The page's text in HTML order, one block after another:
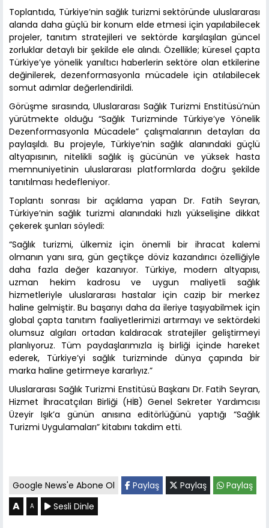
Toplantıda, Türkiye’nin sağlık turizmi sektöründe uluslararası
alanda daha güçlü bir konum elde etmesi için yapılabilecek
projeler, tanıtım stratejileri ve sektörde karşılaşılan güncel
zorluklar detaylı bir şekilde ele alındı. Özellikle; küresel çapta
Türkiye’ye yönelik yanıltıcı haberlerin sektöre olan etkilerine
değinilerek, dezenformasyonla mücadele için atılabilecek
somut adımlar değerlendirildi.
Görüşme sırasında, Uluslararası Sağlık Turizmi Enstitüsü’nün
yürütmekte olduğu “Sağlık Turizminde Türkiye’ye Yönelik
Dezenformasyonla Mücadele” çalışmalarının detayları da
paylaşıldı. Bu projeyle, Türkiye’nin sağlık alanındaki güçlü
altyapısının, nitelikli sağlık iş gücünün ve yüksek hasta
memnuniyetinin uluslararası platformlarda doğru şekilde
tanıtılması hedefleniyor.
Toplantı sonrası bir açıklama yapan Dr. Fatih Seyran,
Türkiye’nin sağlık turizmi alanındaki hızlı yükselişine dikkat
çekerek şunları söyledi:
“Sağlık turizmi, ülkemiz için önemli bir ihracat kalemi
olmanın yanı sıra, gün geçtikçe döviz kazandırıcı özelliğiyle
daha fazla değer kazanıyor. Türkiye, modern altyapısı,
uzman hekim kadrosu ve uygun maliyetli sağlık
hizmetleriyle uluslararası hastalar için cazip bir merkez
haline gelmiştir. Bu başarıyı daha da ileriye taşıyabilmek için
global çapta tanıtım faaliyetlerimizi artırmayı ve sektördeki
olumsuz algıları ortadan kaldıracak stratejiler geliştirmeyi
planlıyoruz. Tüm paydaşlarımızla iş birliği içinde hareket
ederek, Türkiye’yi sağlık turizminde dünya çapında bir
marka haline getirmeye kararlıyız.”
Uluslararası Sağlık Turizmi Enstitüsü Başkanı Dr. Fatih Seyran,
Hizmet İhracatçıları Birliği (HİB) Genel Sekreter Yardımcısı
Üzeyir Işık’a günün anısına editörlüğünü yaptığı “Sağlık
Turizmi Uygulamaları” kitabını takdim etti.
Google News'e Abone Ol Paylaş Paylaş Paylaş
A A Sesli Dinle